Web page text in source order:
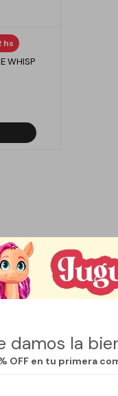
damos la
en tu primera
hs
WHISP